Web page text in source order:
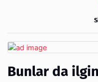
Bunlar da